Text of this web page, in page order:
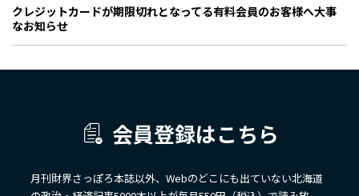
クレジットカードが期限切れとなってる有料会員のお客様へ大事
なお知らせ
会員登録はこちら
月刊財界さっぽろ本誌以外、Webのどこにも出ていない北海道